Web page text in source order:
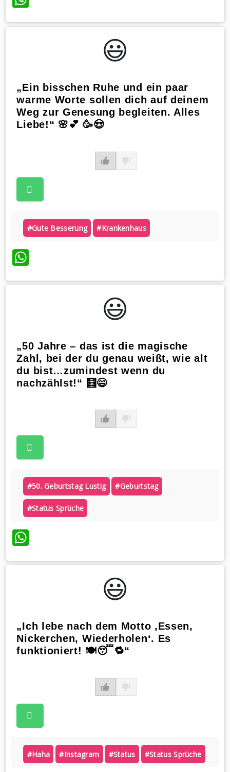
😃️
„Ein bisschen Ruhe und ein paar
warme Worte sollen dich auf deinem
Weg zur Genesung begleiten. Alles
Liebe!“ 🌸💕 🥳😍
#gute Besserung #krankenhaus
WhatsApp
😃️
„50 Jahre – das ist die magische
Zahl, bei der du genau weißt, wie alt
du bist…zumindest wenn du
nachzählst!“ 🧮😄
#50. Geburtstag Lustig #geburtstag
#status Sprüche
WhatsApp
😃️
„Ich lebe nach dem Motto ‚Essen,
Nickerchen, Wiederholen‘. Es
funktioniert! 🍽️😴🔁“
#haha #instagram #status #status Sprüche